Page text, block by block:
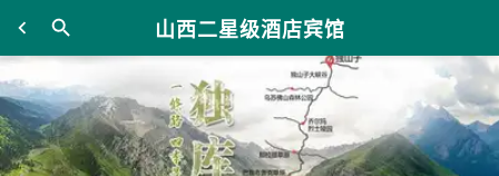
山西二星级酒店宾馆